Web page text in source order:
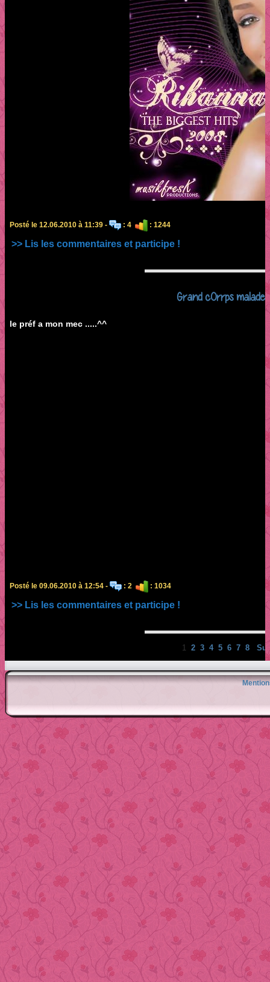
Posté le 12.06.2010 à 11:39 - : 4 : 1244
>> Lis les commentaires et participe !
Grand cOrrps
le préf a mon mec .....^^
Posté le 09.06.2010 à 12:54 - : 2 : 1034
>> Lis les commentaires et participe !
1 2 3 4 5 6 7 8